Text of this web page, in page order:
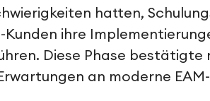
hatten,
ihre
Diese Phase bestätigte
an moderne